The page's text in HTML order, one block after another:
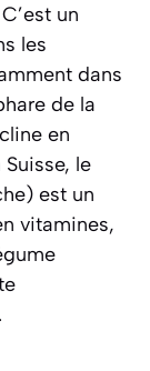
un
les
dans
de la
en
le
est un
vitamines,